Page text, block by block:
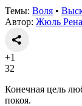
Темы: Воля •
Автор: Жюль
+1
32
Конечная цель
покоя.